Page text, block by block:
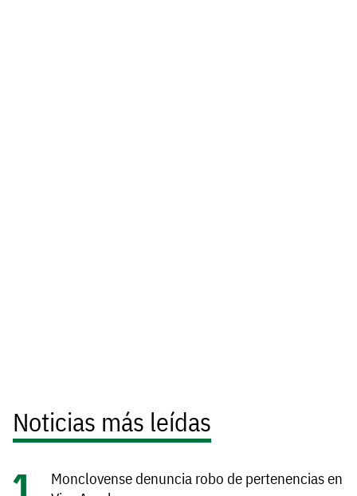
Noticias más leídas
Monclovense denuncia robo de pertenencias en